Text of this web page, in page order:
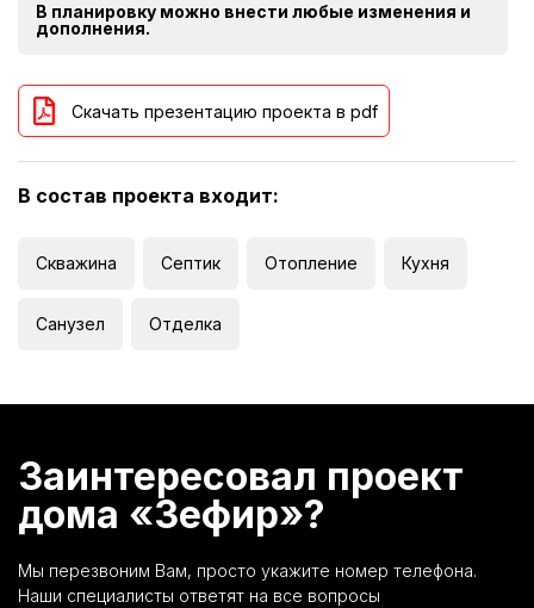
В планировку можно внести любые изменения и
дополнения.
Скачать презентацию проекта в pdf
В состав проекта входит:
Скважина Септик Отопление Кухня
Санузел Отделка
Заинтересовал проект
дома «Зефир»?
Мы перезвоним Вам, просто укажите номер телефона.
Наши специалисты ответят на все вопросы